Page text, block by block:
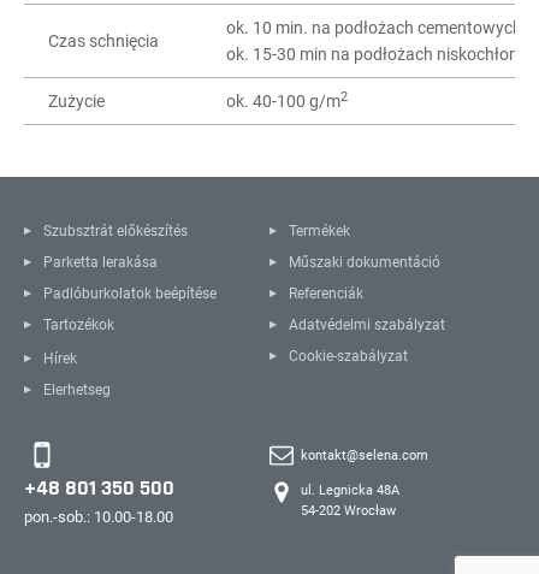
Czas schnięcia
ok. 10 min. na podłożach cementowych
ok. 15-30 min na podłożach
Zużycie ok. 40-100 g/m2
Szubsztrát előkészítés
Parketta lerakása
Padlóburkolatok beépítése
Tartozékok
Termékek
Műszaki dokumentáció
Referenciák
Adatvédelmi szabályzat
Cookie-szabályzat
Hírek
Elerhetseg
+48 801 350 500
pon.-sob.: 10.00-18.00
kontakt@selena.com
ul. Legnicka 48A
54-202 Wrocław